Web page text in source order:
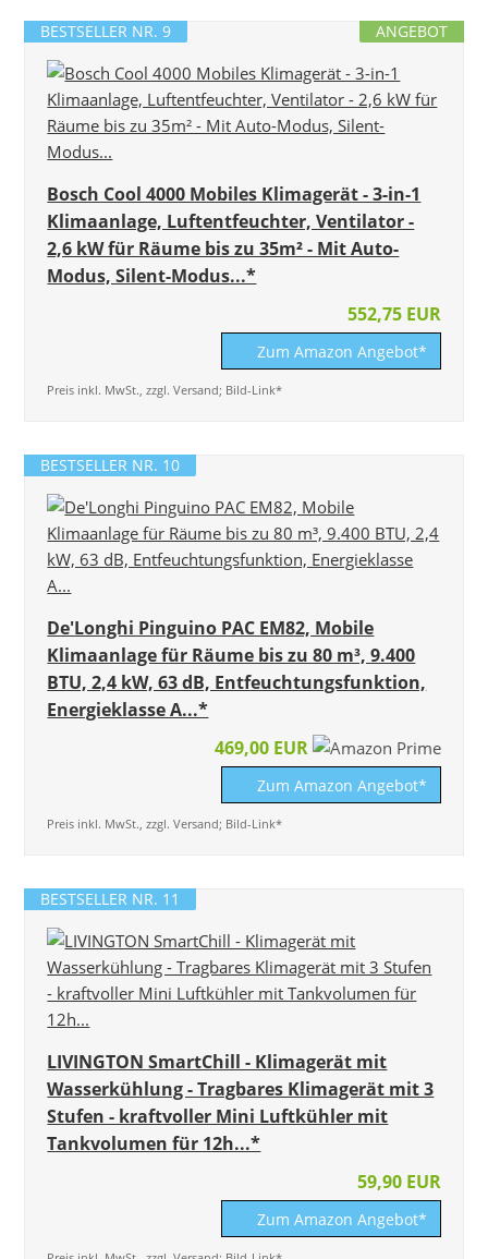
ANGEBOT
BESTSELLER NR. 9
Bosch Cool 4000 Mobiles Klimagerät - 3-in-1
Klimaanlage, Luftentfeuchter, Ventilator -
2,6 kW für Räume bis zu 35m² - Mit Auto-
Modus, Silent-Modus...*
552,75 EUR
Zum Amazon Angebot*
Preis inkl. MwSt., zzgl. Versand; Bild-Link*
BESTSELLER NR. 10
De'Longhi Pinguino PAC EM82, Mobile
Klimaanlage für Räume bis zu 80 m³, 9.400
BTU, 2,4 kW, 63 dB, Entfeuchtungsfunktion,
Energieklasse A...*
469,00 EUR
Zum Amazon Angebot*
Preis inkl. MwSt., zzgl. Versand; Bild-Link*
BESTSELLER NR. 11
LIVINGTON SmartChill - Klimagerät mit
Wasserkühlung - Tragbares Klimagerät mit 3
Stufen - kraftvoller Mini Luftkühler mit
Tankvolumen für 12h...*
59,90 EUR
Zum Amazon Angebot*